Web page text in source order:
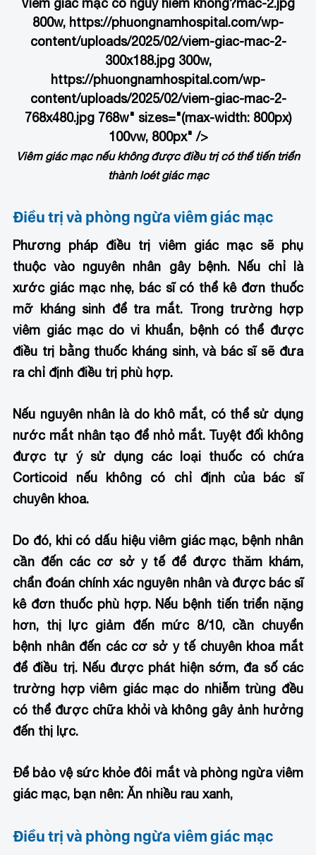
Viêm giác mạc có nguy hiểm không?mac-2.jpg
800w, https://phuongnamhospital.com/wp-
content/uploads/2025/02/viem-giac-mac-2-
300x188.jpg 300w,
https://phuongnamhospital.com/wp-
content/uploads/2025/02/viem-giac-mac-2-
768x480.jpg 768w" sizes="(max-width: 800px)
100vw, 800px" />
Viêm giác mạc nếu không được điều trị có thể tiến triển
thành loét giác mạc
Điều trị và phòng ngừa viêm giác mạc
Phương pháp điều trị viêm giác mạc sẽ phụ
thuộc vào nguyên nhân gây bệnh. Nếu chỉ là
xước giác mạc nhẹ, bác sĩ có thể kê đơn thuốc
mỡ kháng sinh để tra mắt. Trong trường hợp
viêm giác mạc do vi khuẩn, bệnh có thể được
điều trị bằng thuốc kháng sinh, và bác sĩ sẽ đưa
ra chỉ định điều trị phù hợp.
Nếu nguyên nhân là do khô mắt, có thể sử dụng
nước mắt nhân tạo để nhỏ mắt. Tuyệt đối không
được tự ý sử dụng các loại thuốc có chứa
Corticoid nếu không có chỉ định của bác sĩ
chuyên khoa.
Do đó, khi có dấu hiệu viêm giác mạc, bệnh nhân
cần đến các cơ sở y tế để được thăm khám,
chẩn đoán chính xác nguyên nhân và được bác sĩ
kê đơn thuốc phù hợp. Nếu bệnh tiến triển nặng
hơn, thị lực giảm đến mức 8/10, cần chuyển
bệnh nhân đến các cơ sở y tế chuyên khoa mắt
để điều trị. Nếu được phát hiện sớm, đa số các
trường hợp viêm giác mạc do nhiễm trùng đều
có thể được chữa khỏi và không gây ảnh hưởng
đến thị lực.
Để bảo vệ sức khỏe đôi mắt và phòng ngừa viêm
giác mạc, bạn nên:Ăn nhiều rau xanh,
Điều trị và phòng ngừa viêm giác mạc